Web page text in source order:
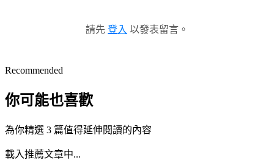
請先 登入 以發表留言。
Recommended
你可能也喜歡
為你精選 3 篇值得延伸閱讀的內容
載入推薦文章中...